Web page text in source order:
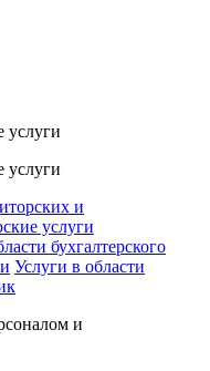
услуги
услуги
и
услуги
бухгалтерского
Услуги в области
и